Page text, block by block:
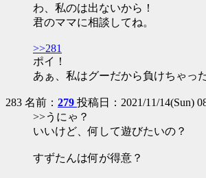
わ、私のは出ないから！
君のママに相談してね。
>>281
ポイ！
あぁ、私はグーだから負けちゃっ
283 名前： 279 投稿日：2021/11/14(Sun)
>>うにゃ？
いいけど、何して遊びたいの？
すずたんは何が得意？